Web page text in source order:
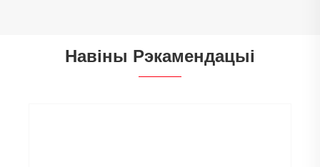
Навіны Рэкамендацыі